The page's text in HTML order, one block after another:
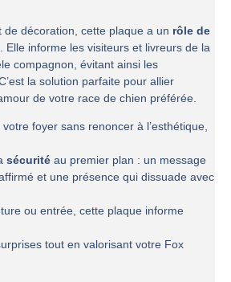
de décoration, cette plaque a un rôle de
. Elle informe les visiteurs et livreurs de la
compagnon, évitant ainsi les
la solution parfaite pour allier
de votre race de chien préférée.
foyer sans renoncer à l’esthétique,
sécurité au premier plan : un message
et une présence qui dissuade avec
ou entrée, cette plaque informe
tout en valorisant votre Fox